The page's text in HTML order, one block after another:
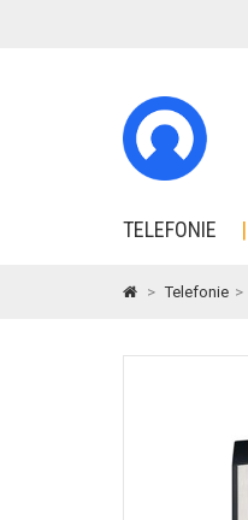
TELEFONIE
> Telefonie >